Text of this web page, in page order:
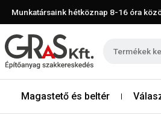
Munkatársaink hétköznap 8-16 óra
Magastető és beltér